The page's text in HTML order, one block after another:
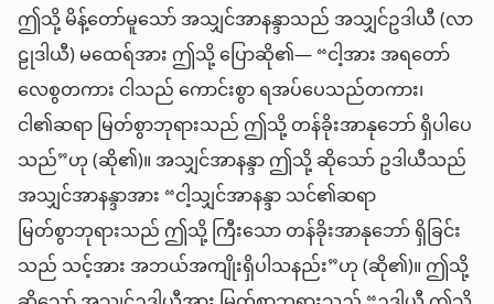
ဤသို့ မိန့်တော်မူသော် အသျှင်အာနန္ဒာသည် အသျှင်ဥဒါယီ (လာ
ဠုဒါယီ) မထေရ်အား ဤသို့ ပြောဆို၏— “ငါ့အား အရတော်
လေစွတကား ငါသည် ကောင်းစွာ ရအပ်ပေသည်တကား၊
ငါ၏ဆရာ မြတ်စွာဘုရားသည် ဤသို့ တန်ခိုးအာနုဘော် ရှိပါပေ
သည်”ဟု (ဆို၏)။ အသျှင်အာနန္ဒာ ဤသို့ ဆိုသော် ဥဒါယီသည်
အသျှင်အာနန္ဒာအား “ငါ့သျှင်အာနန္ဒာ သင်၏ဆရာ
မြတ်စွာဘုရားသည် ဤသို့ ကြီးသော တန်ခိုးအာနုဘော် ရှိခြင်း
သည် သင့်အား အဘယ်အကျိုးရှိပါသနည်း”ဟု (ဆို၏)။ ဤသို့